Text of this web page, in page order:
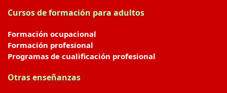
Cursos de formación para adultos
Formación ocupacional
Formación profesional
Programas de cualificación profesional
Otras enseñanzas